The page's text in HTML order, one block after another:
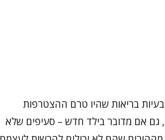
בריאות שהיו טרם ההצטרפות
גם אם מדובר בילד חדש – סעיפים שלא